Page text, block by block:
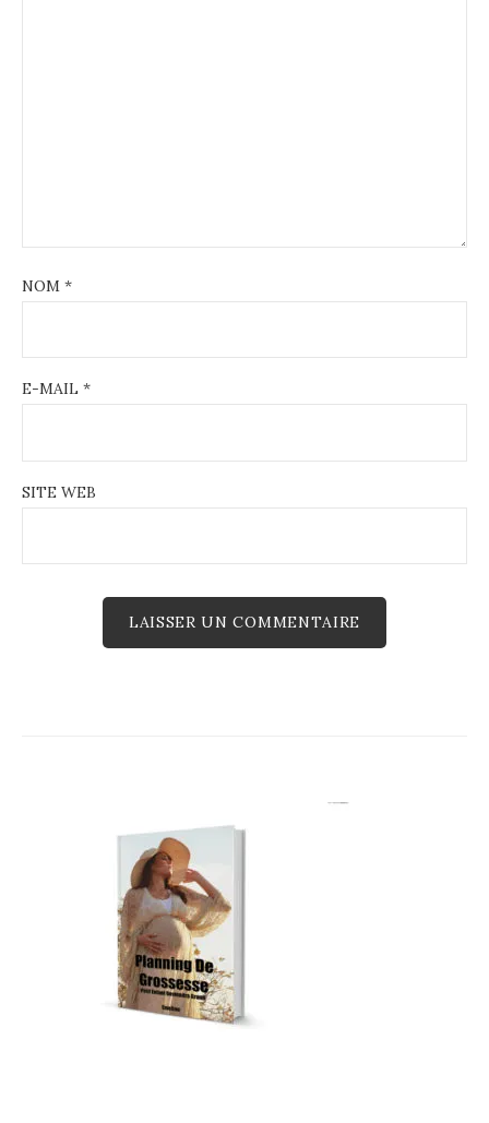
NOM *
E-MAIL *
SITE WEB